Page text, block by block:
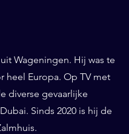
Wageningen. Hij was te
heel Europa. Op TV met
diverse gevaarlijke
Sinds 2020 is hij de